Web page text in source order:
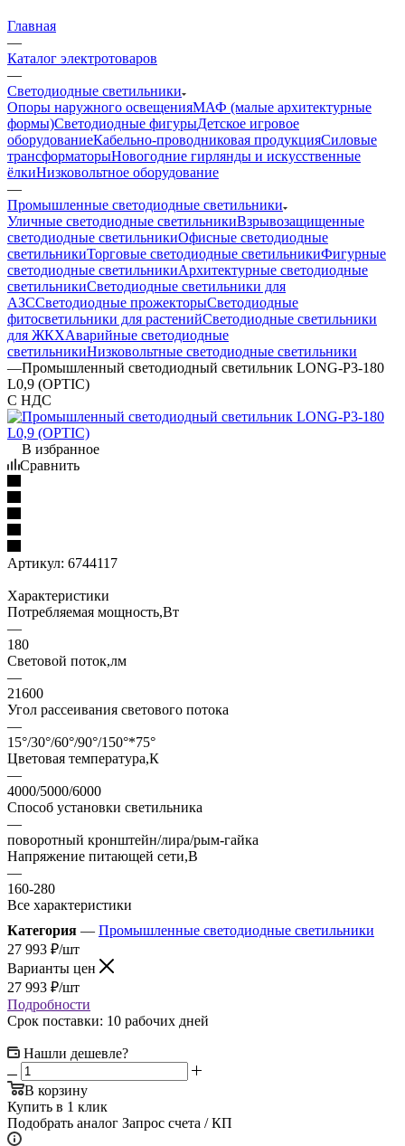
Главная
—
Каталог электротоваров
—
Светодиодные светильники
Опоры наружного освещенияМАФ (малые архитектурные
формы)Светодиодные фигурыДетское игровое
оборудованиеКабельно-проводниковая продукцияСиловые
трансформаторыНовогодние гирлянды и искусственные
ёлкиНизковольтное оборудование
—
Промышленные светодиодные светильники
Уличные светодиодные светильникиВзрывозащищенные
светодиодные светильникиОфисные светодиодные
светильникиТорговые светодиодные светильникиФигурные
светодиодные светильникиАрхитектурные светодиодные
светильникиСветодиодные светильники для
АЗССветодиодные прожекторыСветодиодные
фитосветильники для растенийСветодиодные светильники
для ЖКХАварийные светодиодные
светильникиНизковольтные светодиодные светильники
—Промышленный светодиодный светильник LONG-P3-180
L0,9 (OPTIC)
С НДС
В избранное
Сравнить
Артикул: 6744117
Характеристики
Потребляемая мощность,Вт
—
180
Световой поток,лм
—
21600
Угол рассеивания светового потока
—
15°/30°/60°/90°/150°*75°
Цветовая температура,К
—
4000/5000/6000
Способ установки светильника
—
поворотный кронштейн/лира/рым-гайка
Напряжение питающей сети,В
—
160-280
Все характеристики
Категория — Промышленные светодиодные светильники
27 993 ₽/шт
Варианты цен
27 993 ₽/шт
Подробности
Срок поставки: 10 рабочих дней
Нашли дешевле?
В корзину
Купить в 1 клик
Подобрать аналог Запрос счета / КП